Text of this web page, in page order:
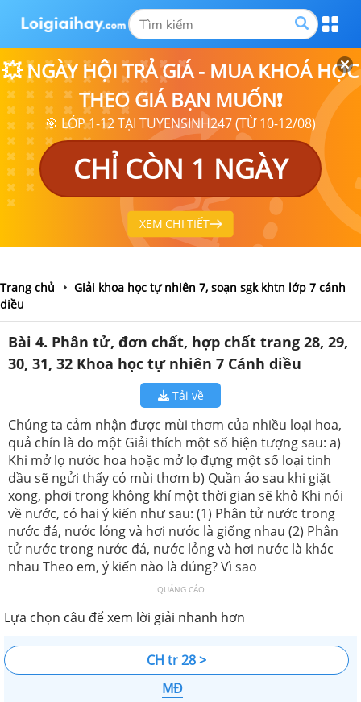
💥 NGÀY HỘI TRẢ GIÁ - MUA KHOÁ HỌC
THEO GIÁ BẠN MUỐN❗
🎯 LỚP 1-12 TẠI TUYENSINH247 (TỪ 10-12/08)
CHỈ CÒN 1 NGÀY
XEM CHI TIẾT
Trang chủ
Giải khoa học tự nhiên 7, soạn sgk khtn lớp 7 cánh
diều
Bài 4. Phân tử, đơn chất, hợp chất trang 28, 29,
30, 31, 32 Khoa học tự nhiên 7 Cánh diều
Tải về
Chúng ta cảm nhận được mùi thơm của nhiều loại hoa,
quả chín là do một Giải thích một số hiện tượng sau: a)
Khi mở lọ nước hoa hoặc mở lọ đựng một số loại tinh
dầu sẽ ngửi thấy có mùi thơm b) Quần áo sau khi giặt
xong, phơi trong không khí một thời gian sẽ khô Khi nói
về nước, có hai ý kiến như sau: (1) Phân tử nước trong
nước đá, nước lỏng và hơi nước là giống nhau (2) Phân
tử nước trong nước đá, nước lỏng và hơi nước là khác
nhau Theo em, ý kiến nào là đúng? Vì sao
QUẢNG CÁO
Lựa chọn câu để xem lời giải nhanh hơn
CH tr 28 >
MĐ